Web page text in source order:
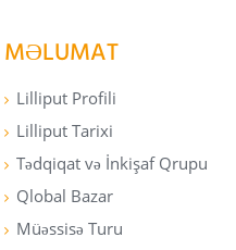
MƏLUMAT
Lilliput Profili
Lilliput Tarixi
Tədqiqat və İnkişaf Qrupu
Qlobal Bazar
Müəssisə Turu